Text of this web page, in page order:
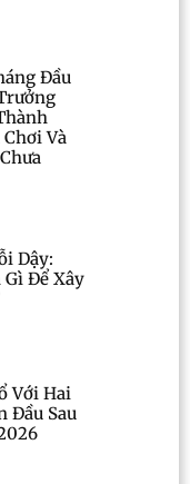
Đầu
Và
Dậy:
Gì Để Xây
Với Hai
Đầu Sau